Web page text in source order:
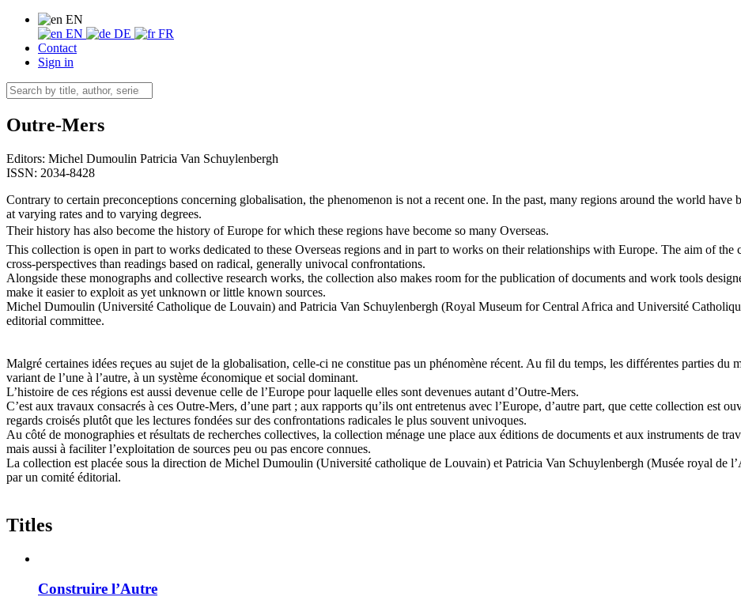
EN
EN
DE
FR
Contact
Sign in
Outre-Mers
Editors: Michel Dumoulin Patricia Van Schuylenbergh
ISSN: 2034-8428
Contrary to certain preconceptions concerning globalisation, the phenomenon is not a recent one. In the past, many regions around the world
at varying rates and to varying degrees.
Their history has also become the history of Europe for which these regions have become so many Overseas.
This collection is open in part to works dedicated to these Overseas regions and in part to works on their relationships with Europe. The aim of
cross-perspectives than readings based on radical, generally univocal confrontations.
Alongside these monographs and collective research works, the collection also makes room for the publication of documents and work tools
make it easier to exploit as yet unknown or little known sources.
Michel Dumoulin (Université Catholique de Louvain) and Patricia Van Schuylenbergh (Royal Museum for Central Africa and Université
editorial committee.
Malgré certaines idées reçues au sujet de la globalisation, celle-ci ne constitue pas un phénomène récent. Au fil du temps, les différentes parties du
variant de l’une à l’autre, à un système économique et social dominant.
L’histoire de ces régions est aussi devenue celle de l’Europe pour laquelle elles sont devenues autant d’Outre-Mers.
C’est aux travaux consacrés à ces Outre-Mers, d’une part ; aux rapports qu’ils ont entretenus avec l’Europe, d’autre part, que cette collection est
regards croisés plutôt que les lectures fondées sur des confrontations radicales le plus souvent univoques.
Au côté de monographies et résultats de recherches collectives, la collection ménage une place aux éditions de documents et aux instruments de
mais aussi à faciliter l’exploitation de sources peu ou pas encore connues.
La collection est placée sous la direction de Michel Dumoulin (Université catholique de Louvain) et Patricia Van Schuylenbergh (Musée royal de
par un comité éditorial.
Titles
Construire l’Autre